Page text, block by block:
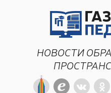
НОВОСТИ